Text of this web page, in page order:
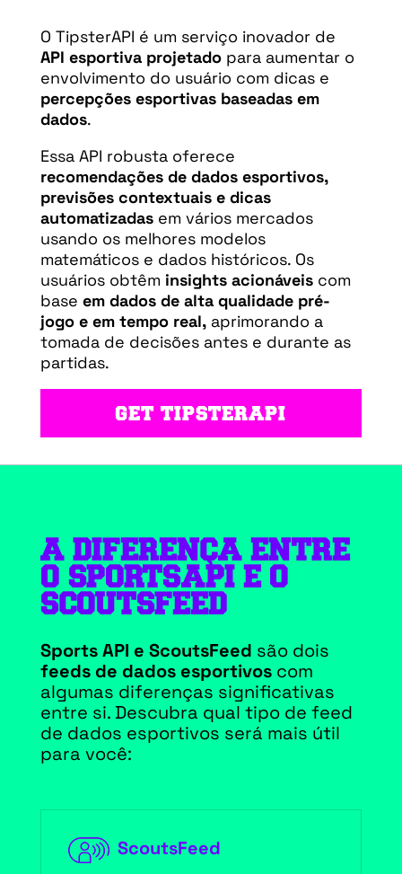
O TipsterAPI é um serviço inovador de
API esportiva projetadopara aumentar o
envolvimento do usuário com dicas e
percepções esportivas baseadas em
dados.
Essa API robusta oferece
recomendações de dados esportivos,
previsões contextuais e dicas
automatizadasem vários mercados
usando os melhores modelos
matemáticos e dados históricos. Os
usuários obtêm insights acionáveiscom
base em dados de alta qualidade pré-
jogo e em tempo real,aprimorando a
tomada de decisões antes e durante as
partidas.
GET TIPSTERAPI
A DIFERENÇA ENTRE
O SPORTSAPI E O
SCOUTSFEED
Sports API e ScoutsFeed são dois
feeds de dados esportivoscom
algumas diferenças significativas
entre si. Descubra qual tipo de feed
de dados esportivos será mais útil
para você:
ScoutsFeed